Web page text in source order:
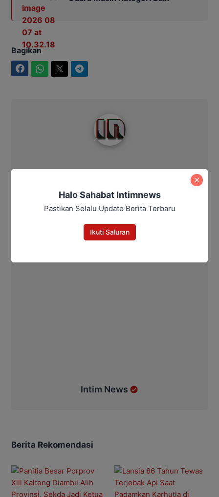
Bagikan
Intim News
Berita Rekomendasi
Halo Sahabat Intimnews
Pastikan Selalu Update Berita Terbaru
Ikuti Saluran